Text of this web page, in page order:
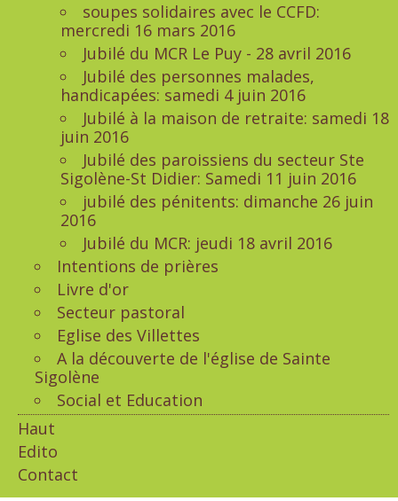
soupes solidaires avec le CCFD:
mercredi 16 mars 2016
Jubilé du MCR Le Puy - 28 avril 2016
Jubilé des personnes malades,
handicapées: samedi 4 juin 2016
Jubilé à la maison de retraite: samedi 18
juin 2016
Jubilé des paroissiens du secteur Ste
Sigolène-St Didier: Samedi 11 juin 2016
jubilé des pénitents: dimanche 26 juin
2016
Jubilé du MCR: jeudi 18 avril 2016
Intentions de prières
Livre d'or
Secteur pastoral
Eglise des Villettes
A la découverte de l'église de Sainte
Sigolène
Social et Education
Haut
Edito
Contact